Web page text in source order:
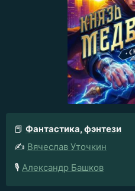
📕 Фантастика, фэнтези
✍️ Вячеслав Уточкин
🎙️ Александр Башков